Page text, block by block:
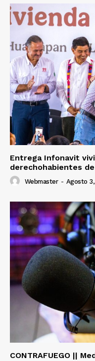
Entrega Infonavit
derechohabientes de
Webmaster - Agosto
CONTRAFUEGO ||